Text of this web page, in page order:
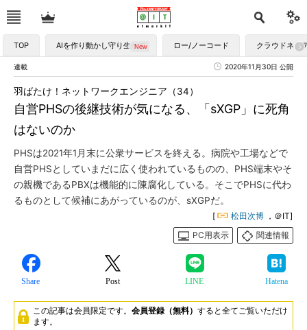
TOP AIを作り動かし守り生かす ロー/ノーコード クラウドネイ
連載 2020年11月30日 公開
自営PHSの後継技術が気になる、「sXGP」に死角
はないのか
羽ばたけ！ネットワークエンジニア（34）
PHSは2021年1月末に公衆サービスを終える。病院や工場などで
自営PHSとしていまだに広く使われているものの、PHS端末やそ
の親機であるPBXは機能的に陳腐化している。そこでPHSに代わ
るものとして候補にあがっているのが、sXGPだ。
[ 松田次博 ，＠IT]
PC用表示
関連情報
Share Post LINE Hatena
この記事は会員限定です。 会員登録（無料） すると全てご覧いただけ
ます。